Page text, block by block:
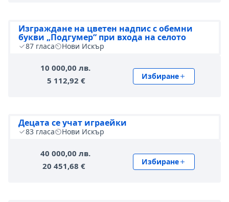
Изграждане на цветен надпис с обемни
букви „Подгумер“ при входа на селото
87 гласа Нови Искър
10 000,00 лв.
5 112,92 €
Избиране
Децата се учат играейки
83 гласа Нови Искър
40 000,00 лв.
20 451,68 €
Избиране